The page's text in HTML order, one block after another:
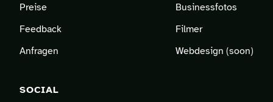
Preise
Feedback
Anfragen
Businessfotos
Filmer
Webdesign (soon)
SOCIAL